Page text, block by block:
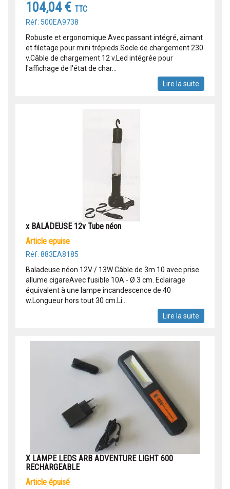
104,04 € TTC
Réf: 500EA9738
Robuste et ergonomique.Avec passant intégré, aimant
et filetage pour mini trépieds.Socle de chargement 230
v.Câble de chargement 12 v.Led intégrée pour
l'affichage de l'état de char...
Lire la suite
x BALADEUSE 12v Tube néon
article epuise
Réf: 883EA8185
Baladeuse néon 12V / 13W Câble de 3m 10 avec prise
allume cigareAvec fusible 10A - Ø 3 cm. Eclairage
équivalent à une lampe incandescence de 40
w.Longueur hors tout 30 cm.Li...
Lire la suite
X LAMPE LEDS ARB ADVENTURE LIGHT 600
RECHARGEABLE
article épuisé